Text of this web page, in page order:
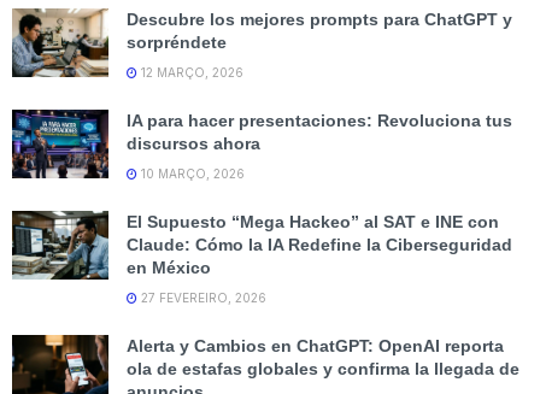
Descubre los mejores prompts para ChatGPT y
sorpréndete
12 MARÇO, 2026
IA para hacer presentaciones: Revoluciona tus
discursos ahora
10 MARÇO, 2026
El Supuesto “Mega Hackeo” al SAT e INE con
Claude: Cómo la IA Redefine la Ciberseguridad
en México
27 FEVEREIRO, 2026
Alerta y Cambios en ChatGPT: OpenAI reporta
ola de estafas globales y confirma la llegada de